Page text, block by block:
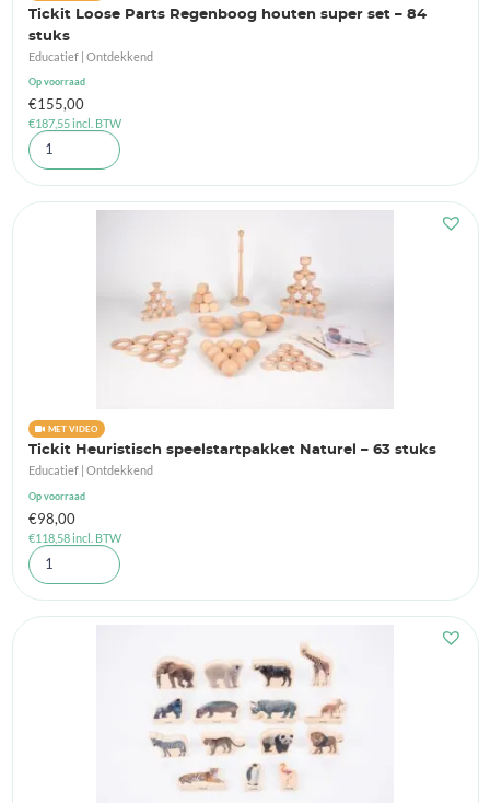
Tickit Loose Parts Regenboog houten super set – 84
stuks
Educatief | Ontdekkend
Op voorraad
€155,00
€187,55incl. BTW
MET VIDEO
Tickit Heuristisch speelstartpakket Naturel – 63 stuks
Educatief | Ontdekkend
Op voorraad
€98,00
€118,58incl. BTW